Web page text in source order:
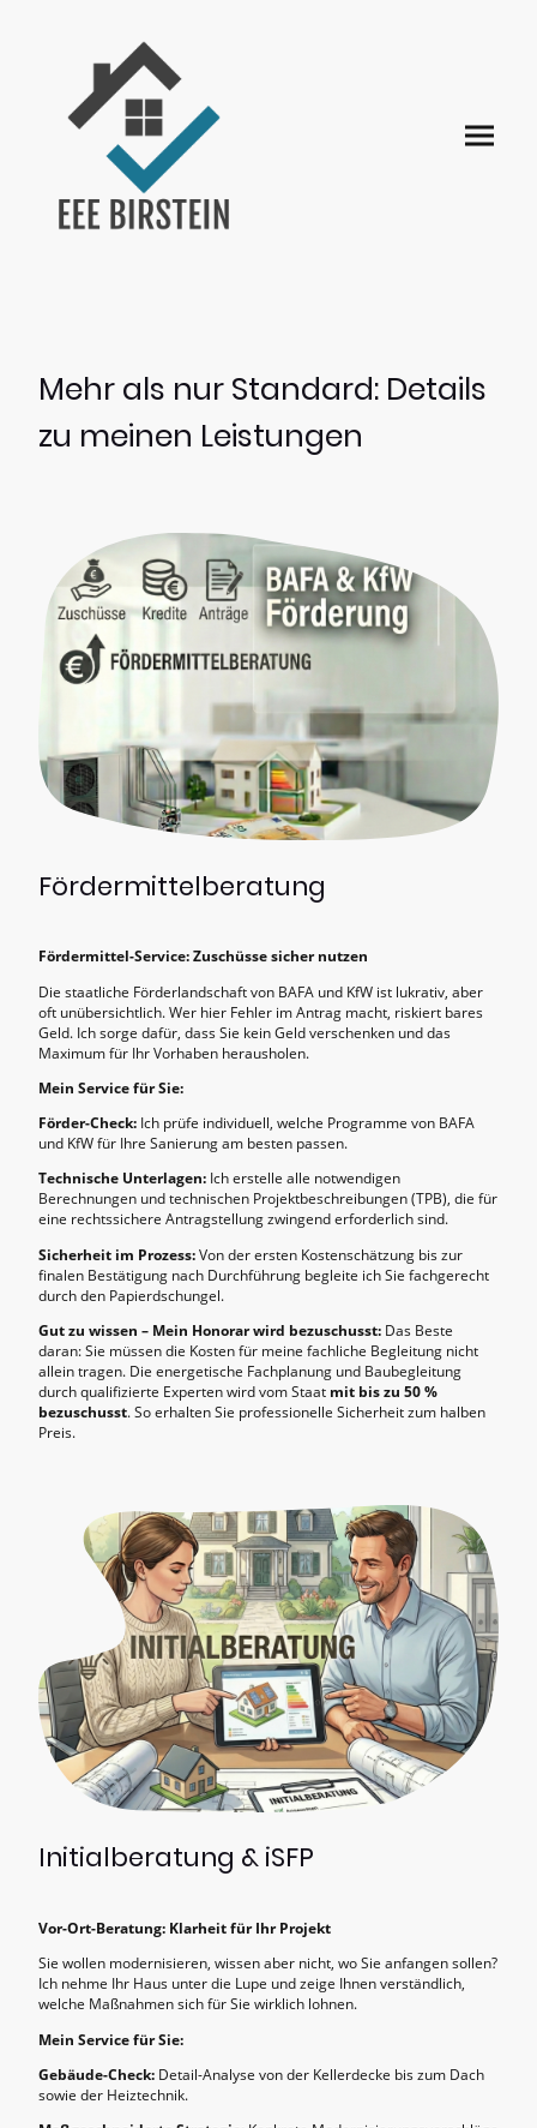
Mehr als nur Standard: Details
zu meinen Leistungen
Fördermittelberatung
Fördermittel-Service: Zuschüsse sicher nutzen
Die staatliche Förderlandschaft von BAFA und KfW ist lukrativ, aber
oft unübersichtlich. Wer hier Fehler im Antrag macht, riskiert bares
Geld. Ich sorge dafür, dass Sie kein Geld verschenken und das
Maximum für Ihr Vorhaben herausholen.
Mein Service für Sie:
Förder-Check: Ich prüfe individuell, welche Programme von BAFA
und KfW für Ihre Sanierung am besten passen.
Technische Unterlagen: Ich erstelle alle notwendigen
Berechnungen und technischen Projektbeschreibungen (TPB), die für
eine rechtssichere Antragstellung zwingend erforderlich sind.
Sicherheit im Prozess:Von der ersten Kostenschätzung bis zur
finalen Bestätigung nach Durchführung begleite ich Sie fachgerecht
durch den Papierdschungel.
Gut zu wissen – Mein Honorar wird bezuschusst: Das Beste
daran: Sie müssen die Kosten für meine fachliche Begleitung nicht
allein tragen. Die energetische Fachplanung und Baubegleitung
durch qualifizierte Experten wird vom Staat mit bis zu 50 %
bezuschusst. So erhalten Sie professionelle Sicherheit zum halben
Preis.
Initialberatung & iSFP
Vor-Ort-Beratung: Klarheit für Ihr Projekt
Sie wollen modernisieren, wissen aber nicht, wo Sie anfangen sollen?
Ich nehme Ihr Haus unter die Lupe und zeige Ihnen verständlich,
welche Maßnahmen sich für Sie wirklich lohnen.
Mein Service für Sie:
Gebäude-Check: Detail-Analyse von der Kellerdecke bis zum Dach
sowie der Heiztechnik.